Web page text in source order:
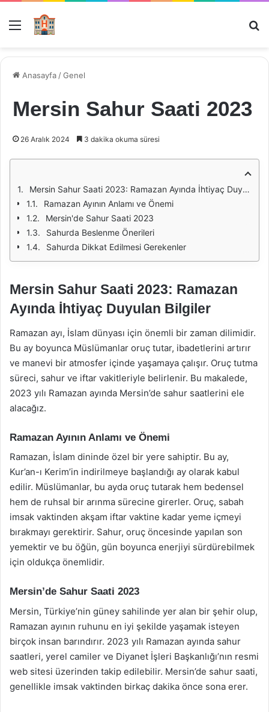
Menü
Anasayfa /Genel
Mersin Sahur Saati 2023
26 Aralık 2024 3 dakika okuma süresi
Mersin Sahur Saati 2023: Ramazan Ayında İhtiyaç Duyulan Bilgiler
Ramazan Ayının Anlamı ve Önemi
Mersin'de Sahur Saati 2023
Sahurda Beslenme Önerileri
Sahurda Dikkat Edilmesi Gerekenler
Mersin Sahur Saati 2023: Ramazan
Ayında İhtiyaç Duyulan Bilgiler
Ramazan ayı, İslam dünyası için önemli bir zaman dilimidir.
Bu ay boyunca Müslümanlar oruç tutar, ibadetlerini artırır
ve manevi bir atmosfer içinde yaşamaya çalışır. Oruç tutma
süreci, sahur ve iftar vakitleriyle belirlenir. Bu makalede,
2023 yılı Ramazan ayında Mersin’de sahur saatlerini ele
alacağız.
Ramazan Ayının Anlamı ve Önemi
Ramazan, İslam dininde özel bir yere sahiptir. Bu ay,
Kur’an-ı Kerim’in indirilmeye başlandığı ay olarak kabul
edilir. Müslümanlar, bu ayda oruç tutarak hem bedensel
hem de ruhsal bir arınma sürecine girerler. Oruç, sabah
imsak vaktinden akşam iftar vaktine kadar yeme içmeyi
bırakmayı gerektirir. Sahur, oruç öncesinde yapılan son
yemektir ve bu öğün, gün boyunca enerjiyi sürdürebilmek
için oldukça önemlidir.
Mersin’de Sahur Saati 2023
Mersin, Türkiye’nin güney sahilinde yer alan bir şehir olup,
Ramazan ayının ruhunu en iyi şekilde yaşamak isteyen
birçok insan barındırır. 2023 yılı Ramazan ayında sahur
saatleri, yerel camiler ve Diyanet İşleri Başkanlığı’nın resmi
web sitesi üzerinden takip edilebilir. Mersin’de sahur saati,
genellikle imsak vaktinden birkaç dakika önce sona erer.